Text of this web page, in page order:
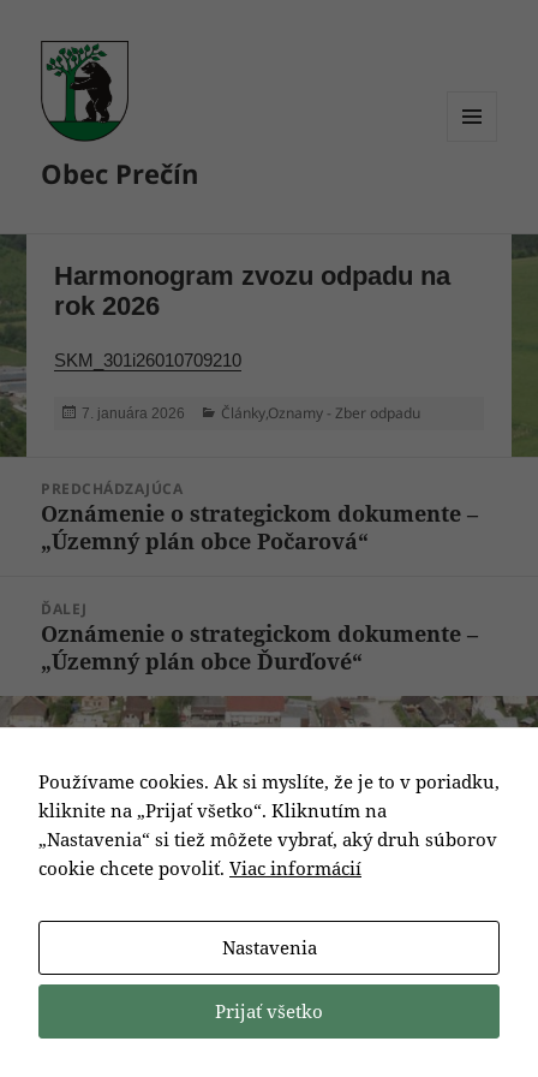
Obec Prečín
Harmonogram zvozu odpadu na
rok 2026
SKM_301i26010709210
Publikované
7. januára 2026 Kategórie
Články,Oznamy - Zber odpadu
článku
PREDCHÁDZAJÚCA
Predchádzajúci
článok:
Oznámenie o strategickom dokumente –
„Územný plán obce Počarová“
ĎALEJ
Ďalší
článok:
Oznámenie o strategickom dokumente –
„Územný plán obce Ďurďové“
Používame cookies. Ak si myslíte, že je to v poriadku,
kliknite na „Prijať všetko“. Kliknutím na
„Nastavenia“ si tiež môžete vybrať, aký druh súborov
cookie chcete povoliť. Viac informácií
Nastavenia
Prijať všetko